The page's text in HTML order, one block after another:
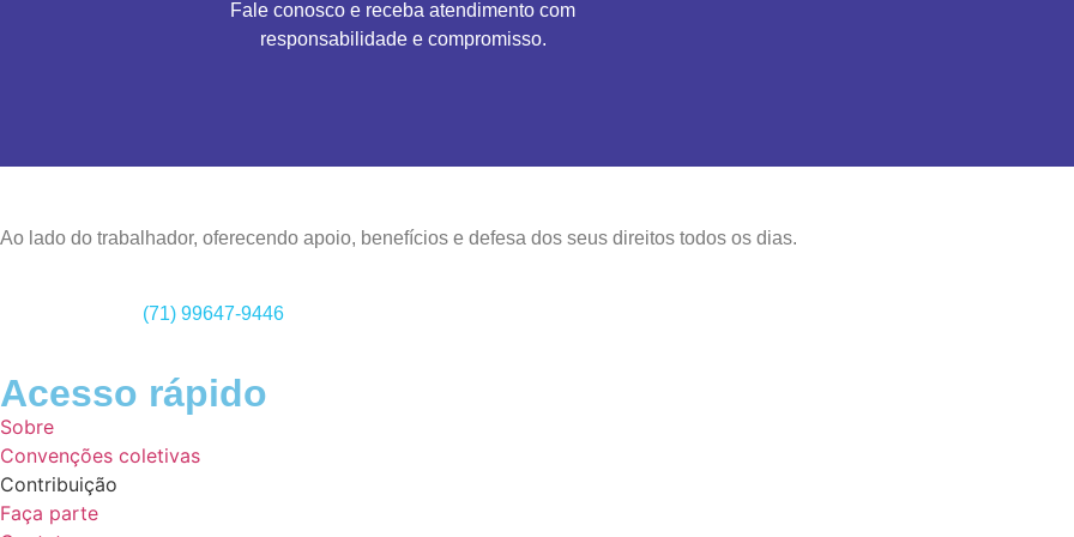
Fale conosco e receba atendimento com
responsabilidade e compromisso.
Ao lado do trabalhador, oferecendo apoio, benefícios e defesa dos seus direitos todos os dias.
(71) 99647-9446
Acesso rápido
Sobre
Convenções coletivas
Contribuição
Faça parte